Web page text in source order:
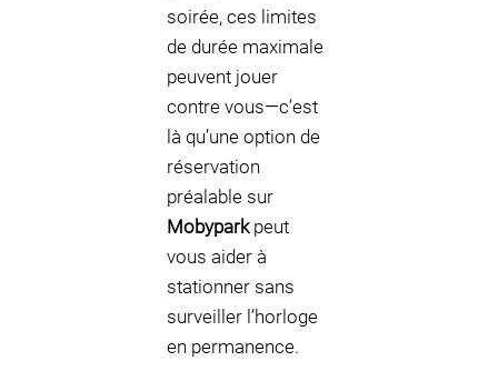
soirée, ces limites
de durée maximale
peuvent jouer
contre vous—c’est
là qu’une option de
réservation
préalable sur
Mobyparkpeut
vous aider à
stationner sans
surveiller l’horloge
en permanence.